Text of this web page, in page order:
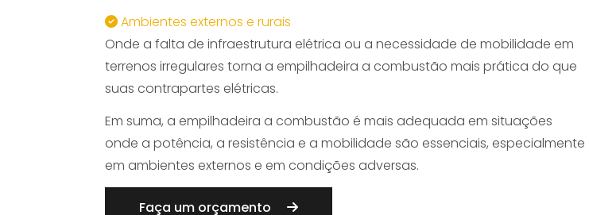
Ambientes externos e rurais
Onde a falta de infraestrutura elétrica ou a necessidade de mobilidade em
terrenos irregulares torna a empilhadeira a combustão mais prática do que
suas contrapartes elétricas.
Em suma, a empilhadeira a combustão é mais adequada em situações
onde a potência, a resistência e a mobilidade são essenciais, especialmente
em ambientes externos e em condições adversas.
Faça um orçamento